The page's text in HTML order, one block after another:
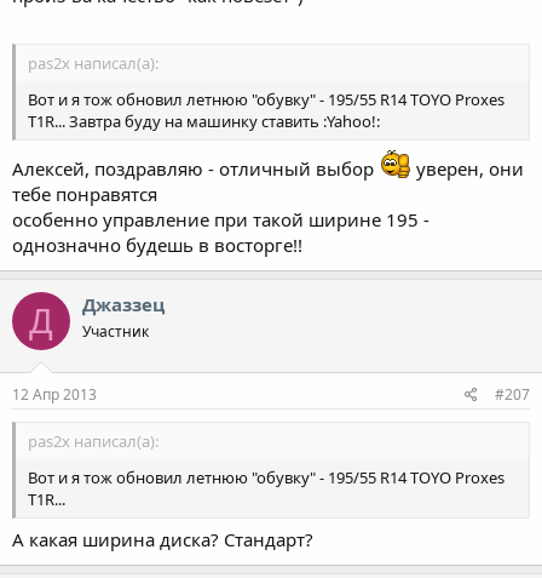
pas2x написал(а):
Вот и я тож обновил летнюю "обувку" - 195/55 R14 TOYO Proxes
T1R... Завтра буду на машинку ставить :Yahoo!:
Алексей, поздравляю - отличный выбор
уверен, они
тебе понравятся
особенно управление при такой ширине 195 -
однозначно будешь в восторге!!
Д Джаззец
Участник
12 Апр 2013 #207
pas2x написал(а):
Вот и я тож обновил летнюю "обувку" - 195/55 R14 TOYO Proxes
T1R...
А какая ширина диска? Стандарт?